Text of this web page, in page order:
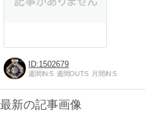
1502679
週間IN:5 週間OUT:5 月間IN:5
最新の記事画像